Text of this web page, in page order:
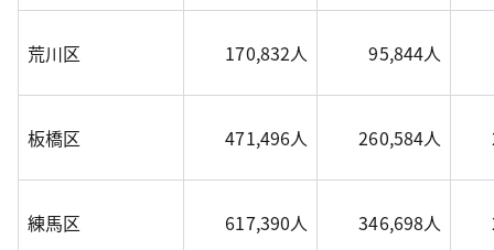
荒川区 170,832人 95,844人
板橋区 471,496人 260,584人
練馬区 617,390人 346,698人